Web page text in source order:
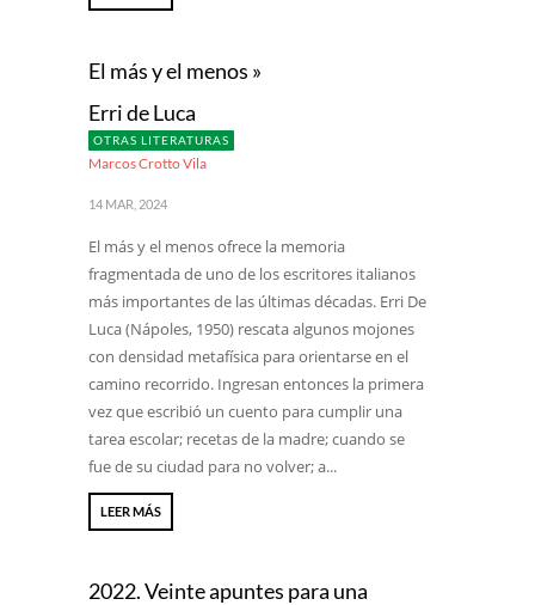
El más y el menos »
Erri de Luca
OTRAS LITERATURAS
Marcos Crotto Vila
14 MAR, 2024
El más y el menos ofrece la memoria
fragmentada de uno de los escritores italianos
más importantes de las últimas décadas. Erri De
Luca (Nápoles, 1950) rescata algunos mojones
con densidad metafísica para orientarse en el
camino recorrido. Ingresan entonces la primera
vez que escribió un cuento para cumplir una
tarea escolar; recetas de la madre; cuando se
fue de su ciudad para no volver; a...
LEER MÁS
2022. Veinte apuntes para una